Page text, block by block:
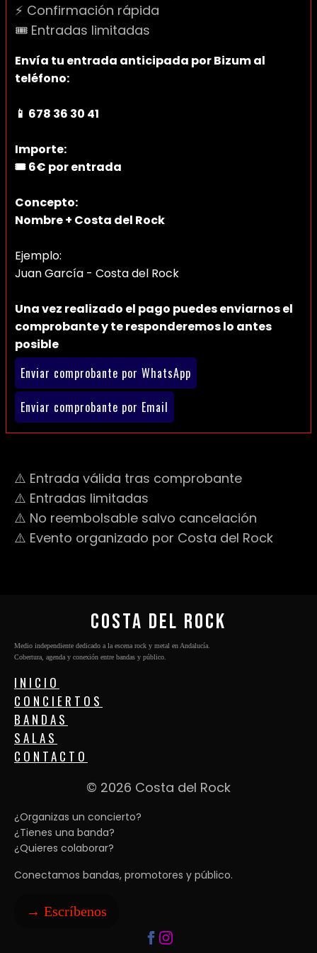
⚡ Confirmación rápida
🎟 Entradas limitadas
Envía tu entrada anticipada por Bizum al
teléfono:
📱 678 36 30 41
Importe:
🎟 6€ por entrada
Concepto:
Nombre + Costa del Rock
Ejemplo:
Juan García - Costa del Rock
Una vez realizado el pago puedes enviarnos el
comprobante y te responderemos lo antes
posible
Enviar comprobante por WhatsApp
Enviar comprobante por Email
⚠️ Entrada válida tras comprobante
⚠️ Entradas limitadas
⚠️ No reembolsable salvo cancelación
⚠️ Evento organizado por Costa del Rock
COSTA DEL ROCK
Medio independiente dedicado a la escena rock y metal en Andalucía.
Cobertura, agenda y conexión entre bandas y público.
INICIO
CONCIERTOS
BANDAS
SALAS
CONTACTO
© 2026 Costa del Rock
¿Organizas un concierto?
¿Tienes una banda?
¿Quieres colaborar?
Conectamos bandas, promotores y público.
→ Escríbenos